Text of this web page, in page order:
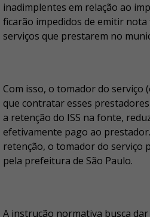
inadimplentes em relação ao
ficarão impedidos de emitir
serviços que prestarem no
Com isso, o tomador do serviço
que contratar esses
a retenção do ISS na fonte,
efetivamente pago ao
retenção, o tomador do serviço
pela prefeitura de São Paulo.
A instrução normativa busca